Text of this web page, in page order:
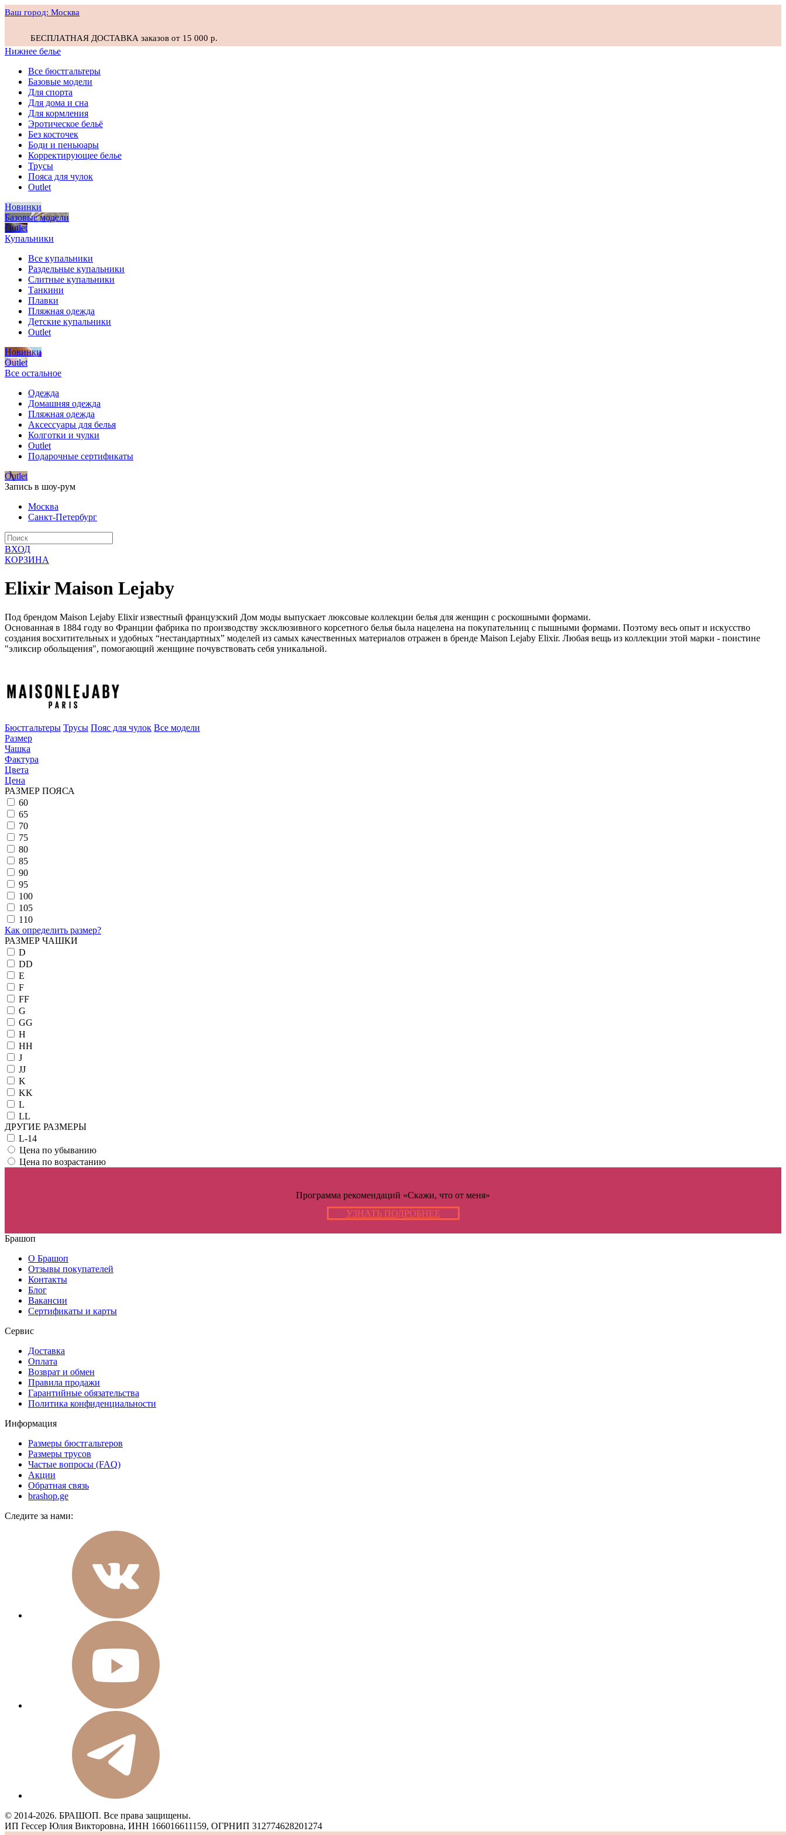
Ваш город: Москва
БЕСПЛАТНАЯ ДОСТАВКА заказов от 15 000 р.
Нижнее белье
Все бюстгальтеры
Базовые модели
Для спорта
Для дома и сна
Для кормления
Эротическое бельё
Без косточек
Боди и пеньюары
Корректирующее белье
Трусы
Пояса для чулок
Outlet
Новинки
Базовые модели
Outlet
Купальники
Все купальники
Раздельные купальники
Слитные купальники
Танкини
Плавки
Пляжная одежда
Детские купальники
Outlet
Новинки
Outlet
Все остальное
Одежда
Домашняя одежда
Пляжная одежда
Аксессуары для белья
Колготки и чулки
Outlet
Подарочные сертификаты
Outlet
Запись в шоу-рум
Москва
Санкт-Петербург
ВХОД
КОРЗИНА
Elixir Maison Lejaby
Под брендом Maison Lejaby Elixir известный французский Дом моды выпускает люксовые коллекции белья для женщин с роскошными формами.
Основанная в 1884 году во Франции фабрика по производству эксклюзивного корсетного белья была нацелена на покупательниц с пышными формами. Поэтому весь опыт и искусство
создания восхитительных и удобных “нестандартных” моделей из самых качественных материалов отражен в бренде Maison Lejaby Elixir. Любая вещь из коллекции этой марки - поистине
"эликсир обольщения", помогающий женщине почувствовать себя уникальной.
Бюстгальтеры Трусы Пояс для чулок Все модели
Размер
Чашка
Фактура
Цвета
Цена
РАЗМЕР ПОЯСА
60
65
70
75
80
85
90
95
100
105
110
Как определить размер?
РАЗМЕР ЧАШКИ
D
DD
E
F
FF
G
GG
H
HH
J
JJ
K
KK
L
LL
ДРУГИЕ РАЗМЕРЫ
L-14
Цена по убыванию
Цена по возрастанию
Программа рекомендаций «Скажи, что от меня»
УЗНАТЬ ПОДРОБНЕЕ
Брашоп
О Брашоп
Отзывы покупателей
Контакты
Блог
Вакансии
Сертификаты и карты
Сервис
Доставка
Оплата
Возврат и обмен
Правила продажи
Гарантийные обязательства
Политика конфиденциальности
Информация
Размеры бюстгальтеров
Размеры трусов
Частые вопросы (FAQ)
Акции
Обратная связь
brashop.ge
Следите за нами:
© 2014-2026. БРАШОП. Все права защищены.
ИП Гессер Юлия Викторовна, ИНН 166016611159, ОГРНИП 312774628201274